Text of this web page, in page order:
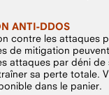
ANTI-DDOS
contre les attaques
de mitigation
attaques par déni
sa perte totale.
dans le panier.